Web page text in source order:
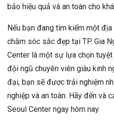
bảo hiệu quả và an toàn cho
Nếu bạn đang tìm kiếm một
chăm sóc sắc đẹp tại TP. Gia
Center là một sự lựa chọn
đội ngũ chuyên viên giàu kinh
đại, bạn sẽ được trải nghiệm
nghiệp và an toàn. Hãy đến và
Seoul Center ngay hôm nay.